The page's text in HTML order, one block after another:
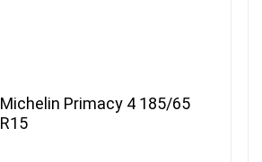
Michelin Primacy 4 185/65
R15